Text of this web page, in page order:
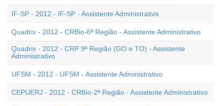
IF-SP - 2012 - IF-SP - Assistente Administrativo
Quadrix - 2012 - CRBio-6ª Região - Assistente Administrativo
Quadrix - 2012 - CRP 9ª Região (GO e TO) - Assistente
Administrativo
UFSM - 2012 - UFSM - Assistente Administrativo
CEPUERJ - 2012 - CRBio-2ª Região - Assistente Administrativo